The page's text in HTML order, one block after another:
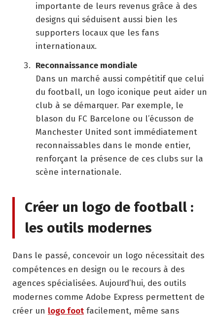
importante de leurs revenus grâce à des
designs qui séduisent aussi bien les
supporters locaux que les fans
internationaux.
Reconnaissance mondiale
Dans un marché aussi compétitif que celui
du football, un logo iconique peut aider un
club à se démarquer. Par exemple, le
blason du FC Barcelone ou l’écusson de
Manchester United sont immédiatement
reconnaissables dans le monde entier,
renforçant la présence de ces clubs sur la
scène internationale.
Créer un logo de football :
les outils modernes
Dans le passé, concevoir un logo nécessitait des
compétences en design ou le recours à des
agences spécialisées. Aujourd’hui, des outils
modernes comme Adobe Express permettent de
créer un logo foot facilement, même sans